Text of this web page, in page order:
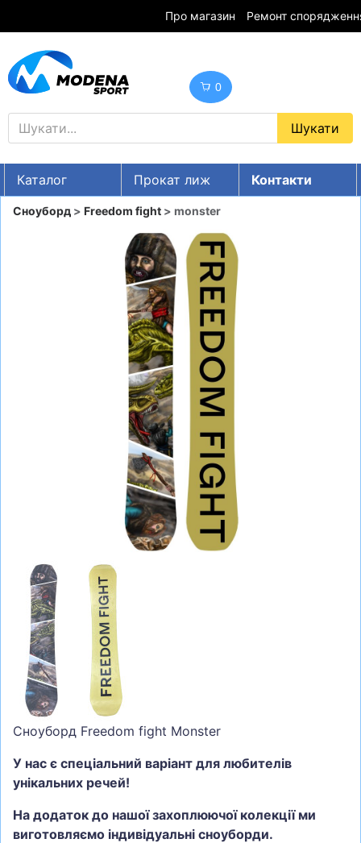
Про магазин Ремонт
0
Каталог Прокат лиж
Контакти
UA RU EN
ШОЛОМИ, ЗАХИСТ, ОКУЛЯРИ
БІГ, ФІТНЕС, М'ЯЧІ
ТЕНІС, БАДМІНТОН
ВОДНІ ВИДИ СПОРТУ
ТУРИЗМ
Сноуборд > Freedom fight > monster
Сноуборд Freedom fight Monster
У нас є спеціальний варіант для любителів
унікальних речей!
На додаток до нашої захоплюючої колекції ми
виготовляємо індивідуальні сноуборди.